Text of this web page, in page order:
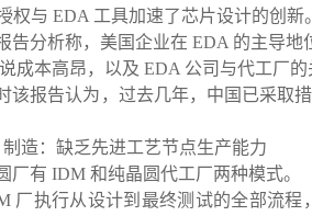
权与 EDA 工具加速了芯片设计的创
告分析称，美国企业在 EDA 的主导
成本高昂，以及 EDA 公司与代工厂的
该报告认为，过去几年，中国已采取
制造：缺乏先进工艺节点生产能力
厂有 IDM 和纯晶圆代工厂两种模式。
厂执行从设计到最终测试的全部流程